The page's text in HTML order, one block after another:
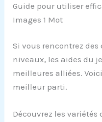
Guide pour utiliser
Images 1 Mot
Si vous rencontrez
niveaux, les aides du
meilleures alliées.
meilleur parti.
Découvrez les